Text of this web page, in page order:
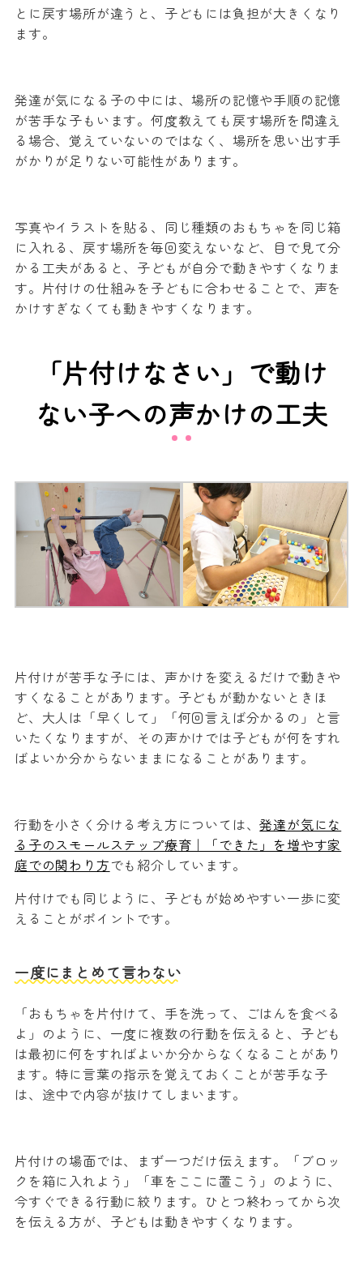
とに戻す場所が違うと、子どもには負担が大きくなり
ます。
発達が気になる子の中には、場所の記憶や手順の記憶
が苦手な子もいます。何度教えても戻す場所を間違え
る場合、覚えていないのではなく、場所を思い出す手
がかりが足りない可能性があります。
写真やイラストを貼る、同じ種類のおもちゃを同じ箱
に入れる、戻す場所を毎回変えないなど、目で見て分
かる工夫があると、子どもが自分で動きやすくなりま
す。片付けの仕組みを子どもに合わせることで、声を
かけすぎなくても動きやすくなります。
「片付けなさい」で動け
ない子への声かけの工夫
片付けが苦手な子には、声かけを変えるだけで動きや
すくなることがあります。子どもが動かないときほ
ど、大人は「早くして」「何回言えば分かるの」と言
いたくなりますが、その声かけでは子どもが何をすれ
ばよいか分からないままになることがあります。
行動を小さく分ける考え方については、発達が気にな
る子のスモールステップ療育｜「できた」を増やす家
庭での関わり方でも紹介しています。
片付けでも同じように、子どもが始めやすい一歩に変
えることがポイントです。
一度にまとめて言わない
「おもちゃを片付けて、手を洗って、ごはんを食べる
よ」のように、一度に複数の行動を伝えると、子ども
は最初に何をすればよいか分からなくなることがあり
ます。特に言葉の指示を覚えておくことが苦手な子
は、途中で内容が抜けてしまいます。
片付けの場面では、まず一つだけ伝えます。「ブロッ
クを箱に入れよう」「車をここに置こう」のように、
今すぐできる行動に絞ります。ひとつ終わってから次
を伝える方が、子どもは動きやすくなります。